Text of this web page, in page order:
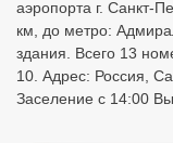
аэропорта г. Санкт-
км, до метро:
здания. Всего 13
10. Адрес: Россия,
Заселение с 14:00